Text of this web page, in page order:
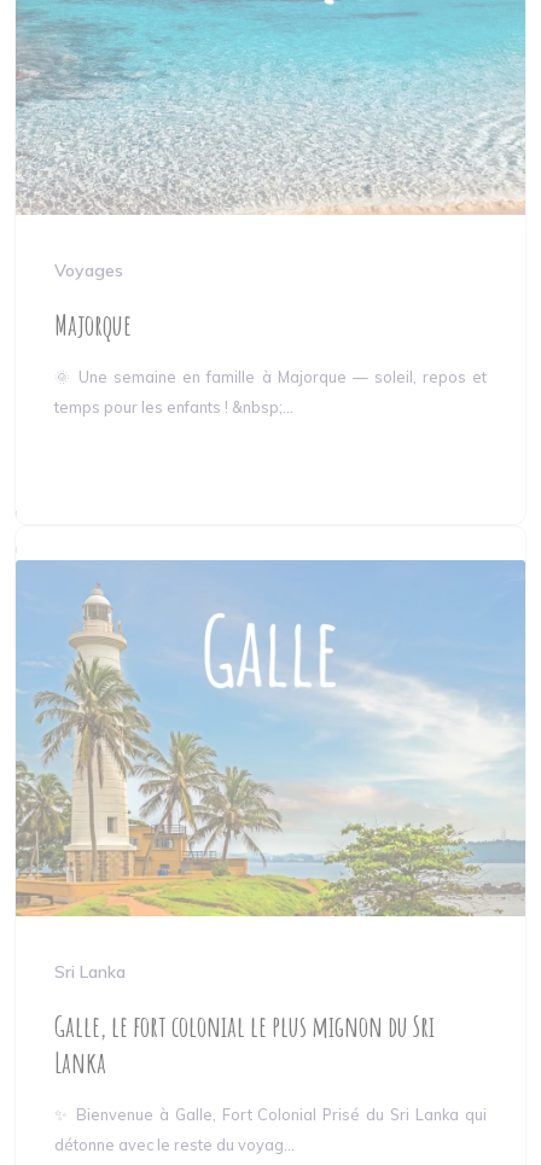
Voyages
Majorque
🌞 Une semaine en famille à Majorque — soleil, repos et
temps pour les enfants ! &nbsp;...
Sri Lanka
Galle, le fort colonial le plus mignon du Sri
Lanka
✨ Bienvenue à Galle, Fort Colonial Prisé du Sri Lanka qui
détonne avec le reste du voyag...